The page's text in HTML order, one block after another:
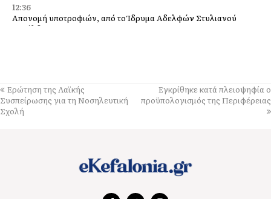
12:36
Απονομή υποτροφιών, από το Ίδρυμα Αδελφών Στυλιανού
Τυπάλδου
11:56
Αντίστροφη μέτρηση για το Μουσικό Φεστιβάλ “PALI EKEI”, στο
Ληξούρι. Αναλυτικό timeline
Ερώτηση της Λαϊκής
Συσπείρωσης για τη Νοσηλευτική
Σχολή
Εγκρίθηκε κατά πλειοψηφία ο
προϋπολογισμός της Περιφέρειας